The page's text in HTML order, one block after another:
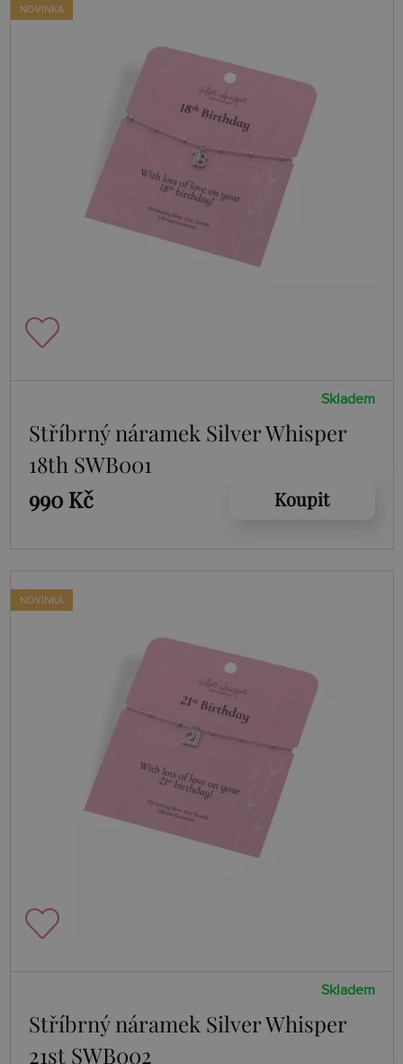
NOVINKA
Skladem
Stříbrný náramek Silver Whisper
18th SWB001
990 Kč
Koupit
NOVINKA
Skladem
Stříbrný náramek Silver Whisper
21st SWB002